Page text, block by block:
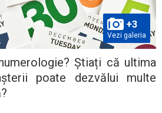
+3
Vezi galeria
Știați că ultima
poate dezvălui multe